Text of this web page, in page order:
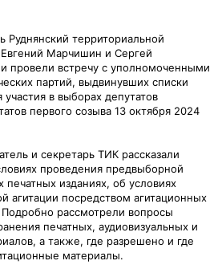
Руднянский территориальной
Марчишин и Сергей
провели встречу с уполномоченными
партий, выдвинувших списки
участия в выборах депутатов
первого созыва 13 октября 2024
и секретарь ТИК рассказали
проведения предвыборной
печатных изданиях, об условиях
агитации посредством агитационных
рассмотрели вопросы
печатных, аудиовизуальных и
а также, где разрешено и где
материалы.